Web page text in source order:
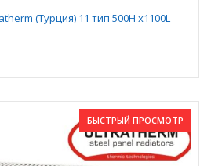
(Турция) 11 тип 500H x1100L
БЫСТРЫЙ ПРОСМОТР